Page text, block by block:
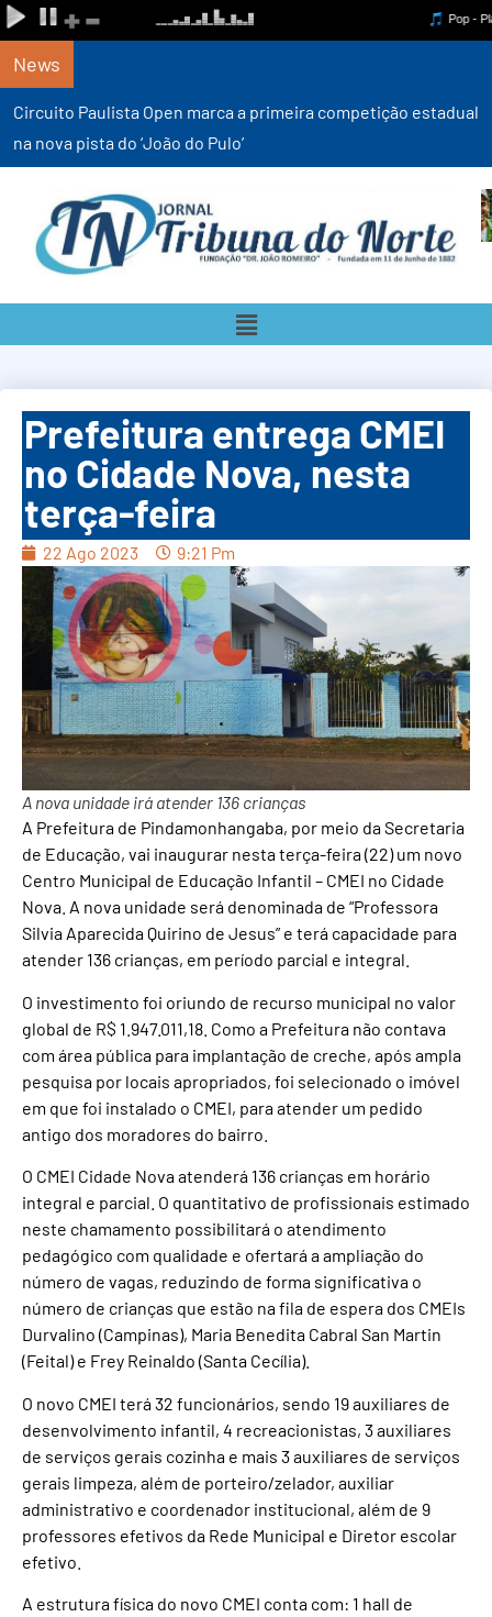
News
Circuito Paulista Open marca a primeira competição estadual
na nova pista do ‘João do Pulo’
Prefeitura entrega CMEI
no Cidade Nova, nesta
terça-feira
22 Ago 2023 9:21 Pm
A nova unidade irá atender 136 crianças
A Prefeitura de Pindamonhangaba, por meio da Secretaria
de Educação, vai inaugurar nesta terça-feira (22) um novo
Centro Municipal de Educação Infantil – CMEI no Cidade
Nova. A nova unidade será denominada de “Professora
Silvia Aparecida Quirino de Jesus” e terá capacidade para
atender 136 crianças, em período parcial e integral.
O investimento foi oriundo de recurso municipal no valor
global de R$ 1.947.011,18. Como a Prefeitura não contava
com área pública para implantação de creche, após ampla
pesquisa por locais apropriados, foi selecionado o imóvel
em que foi instalado o CMEI, para atender um pedido
antigo dos moradores do bairro.
O CMEI Cidade Nova atenderá 136 crianças em horário
integral e parcial. O quantitativo de profissionais estimado
neste chamamento possibilitará o atendimento
pedagógico com qualidade e ofertará a ampliação do
número de vagas, reduzindo de forma significativa o
número de crianças que estão na fila de espera dos CMEIs
Durvalino (Campinas), Maria Benedita Cabral San Martin
(Feital) e Frey Reinaldo (Santa Cecília).
O novo CMEI terá 32 funcionários, sendo 19 auxiliares de
desenvolvimento infantil, 4 recreacionistas, 3 auxiliares
de serviços gerais cozinha e mais 3 auxiliares de serviços
gerais limpeza, além de porteiro/zelador, auxiliar
administrativo e coordenador institucional, além de 9
professores efetivos da Rede Municipal e Diretor escolar
efetivo.
A estrutura física do novo CMEI conta com: 1 hall de